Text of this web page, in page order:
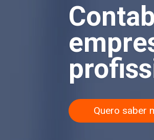
Quero saber